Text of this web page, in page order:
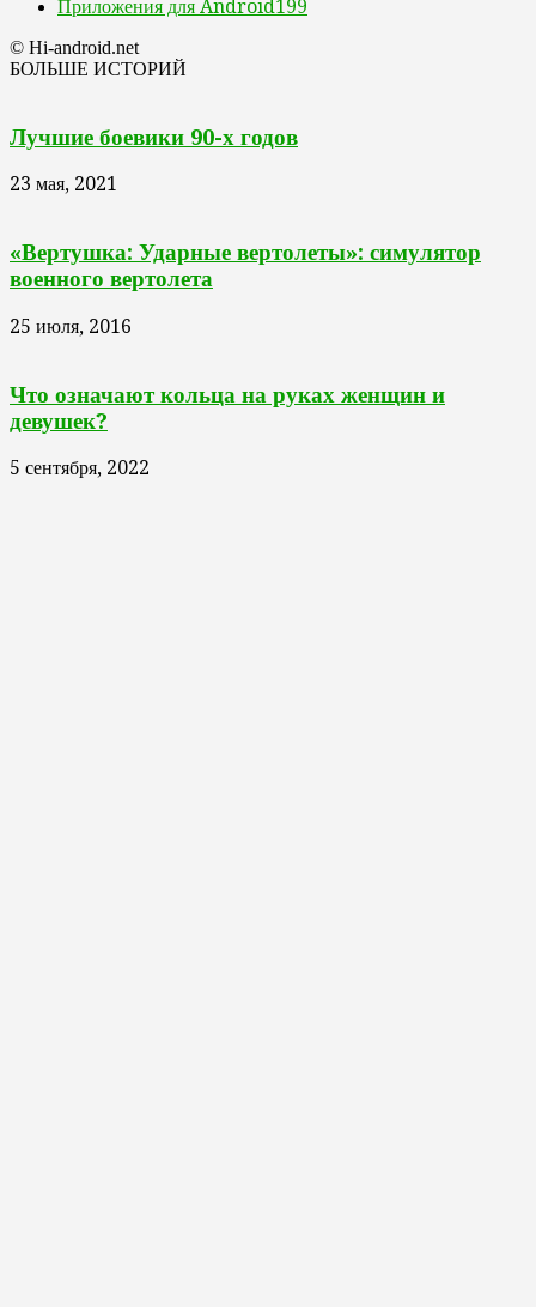
Приложения для Android199
© Hi-android.net
БОЛЬШЕ ИСТОРИЙ
Лучшие боевики 90-х годов
23 мая, 2021
«Вертушка: Ударные вертолеты»: симулятор
военного вертолета
25 июля, 2016
Что означают кольца на руках женщин и
девушек?
5 сентября, 2022